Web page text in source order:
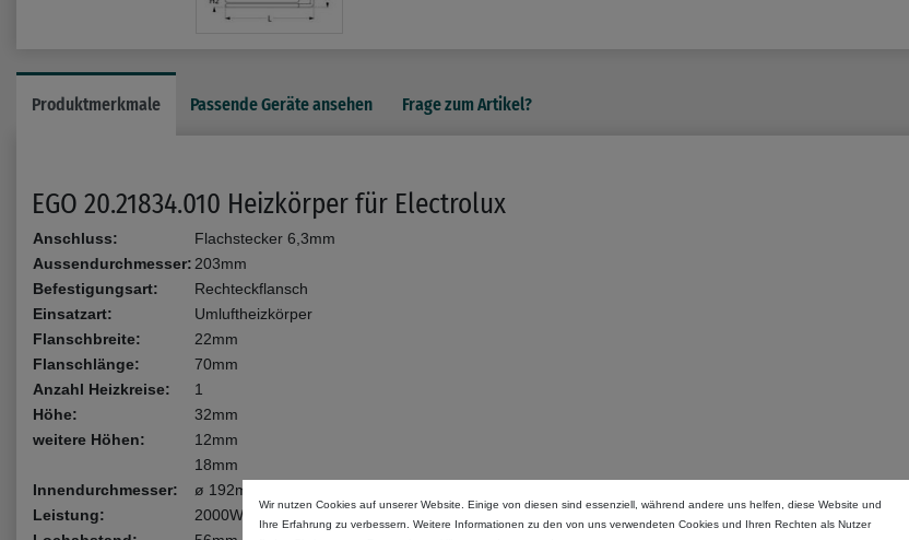
Produktmerkmale Passende Geräte ansehen Frage zum Artikel?
EGO 20.21834.010 Heizkörper für Electrolux
Anschluss:
Flachstecker 6,3mm
Aussendurchmesser: 203mm
Befestigungsart:
Rechteckflansch
Einsatzart:
Umluftheizkörper
Flanschbreite:
22mm
Flanschlänge:
70mm
Anzahl Heizkreise:
1
Höhe:
32mm
weitere Höhen:
12mm
18mm
Innendurchmesser:
ø 192mm
Leistung:
2000W
Wir nutzen Cookies auf unserer Website. Einige von diesen sind essenziell, während andere uns helfen, diese Website und
Ihre Erfahrung zu verbessern. Weitere Informationen zu den von uns verwendeten Cookies und Ihren Rechten als Nutzer